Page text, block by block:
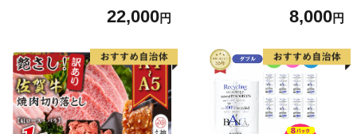
限定米 ブランド米 北海道米
送料無料 むせんまい 限定 贈
答 お試し
22,000円 8,000円